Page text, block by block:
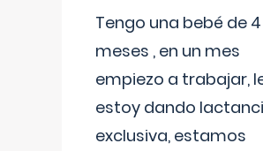
Tengo una bebé de 4
meses , en un mes
empiezo a trabajar,
estoy dando
exclusiva, estamos